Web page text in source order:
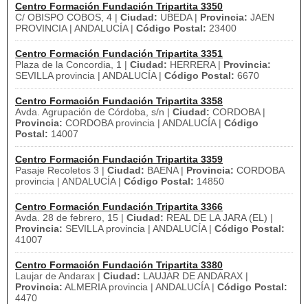
Centro Formación Fundación Tripartita 3350
C/ OBISPO COBOS, 4 | Ciudad: UBEDA | Provincia: JAEN
PROVINCIA | ANDALUCÍA | Código Postal: 23400
Centro Formación Fundación Tripartita 3351
Plaza de la Concordia, 1 | Ciudad: HERRERA | Provincia:
SEVILLA provincia | ANDALUCÍA | Código Postal: 6670
Centro Formación Fundación Tripartita 3358
Avda. Agrupación de Córdoba, s/n | Ciudad: CORDOBA |
Provincia: CORDOBA provincia | ANDALUCÍA | Código
Postal: 14007
Centro Formación Fundación Tripartita 3359
Pasaje Recoletos 3 | Ciudad: BAENA | Provincia: CORDOBA
provincia | ANDALUCÍA | Código Postal: 14850
Centro Formación Fundación Tripartita 3366
Avda. 28 de febrero, 15 | Ciudad: REAL DE LA JARA (EL) |
Provincia: SEVILLA provincia | ANDALUCÍA | Código Postal:
41007
Centro Formación Fundación Tripartita 3380
Laujar de Andarax | Ciudad: LAUJAR DE ANDARAX |
Provincia: ALMERIA provincia | ANDALUCÍA | Código Postal:
4470